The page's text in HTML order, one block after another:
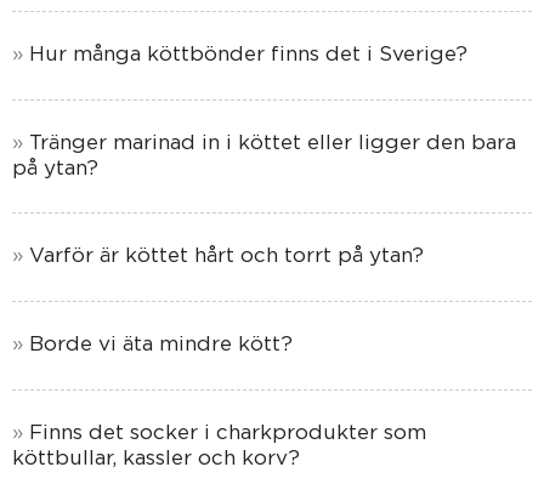
Hur många köttbönder finns det i Sverige?
Tränger marinad in i köttet eller ligger den bara
på ytan?
Varför är köttet hårt och torrt på ytan?
Borde vi äta mindre kött?
Finns det socker i charkprodukter som
köttbullar, kassler och korv?